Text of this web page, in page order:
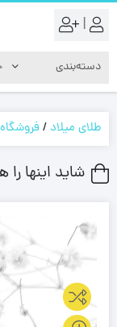
|
طلای میلاد /فروشگاه
شاید اینها